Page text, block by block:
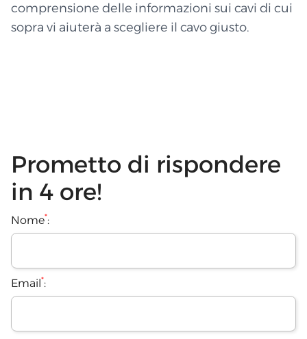
comprensione delle informazioni sui cavi di cui
sopra vi aiuterà a scegliere il cavo giusto.
Prometto di rispondere
in 4 ore!
Nome*:
Email*: